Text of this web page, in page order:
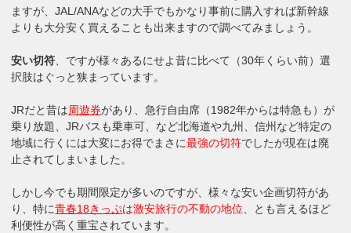
ますが、JAL/ANAなどの大手でもかなり事前に購入すれば新幹線
よりも大分安く買えることも出来ますので調べてみましょう。
安い切符 、ですが様々あるにせよ昔に比べて（30年くらい前）選
択肢はぐっと狭まっています。
JRだと昔は周遊券があり、急行自由席（1982年からは特急も）が
乗り放題、JRバスも乗車可、など北海道や九州、信州など特定の
地域に行くには大変にお得でまさに最強の切符でしたが現在は廃
止されてしまいました。
しかし今でも期間限定が多いのですが、様々な安い企画切符があ
り、特に青春18きっぷは激安旅行の不動の地位 、とも言えるほど
利便性が高く重宝されています。